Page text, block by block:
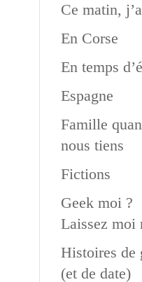
Ce matin,
En Corse
En temps
Espagne
Famille
nous tiens
Fictions
Geek moi ?
Laissez
Histoires de
(et de date)